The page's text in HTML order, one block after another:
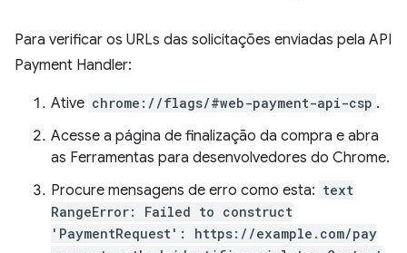
Para verificar os URLs das solicitações enviadas pela API
Payment Handler:
Ative chrome://flags/#web-payment-api-csp .
Acesse a página de finalização da compra e abra
as Ferramentas para desenvolvedores do Chrome.
Procure mensagens de erro como esta: text
RangeError: Failed to construct
'PaymentRequest': https://example.com/pay